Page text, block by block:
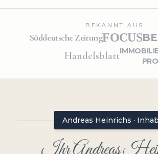
BEKANNT AUS
Süddeutsche ZeitungFOCUS
Handelsblatt
Andreas Heinrichs ·